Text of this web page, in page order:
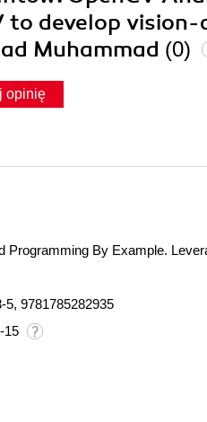
to develop
Muhammad (0)
opinię
Programming By Example.
5, 9781785282935
15